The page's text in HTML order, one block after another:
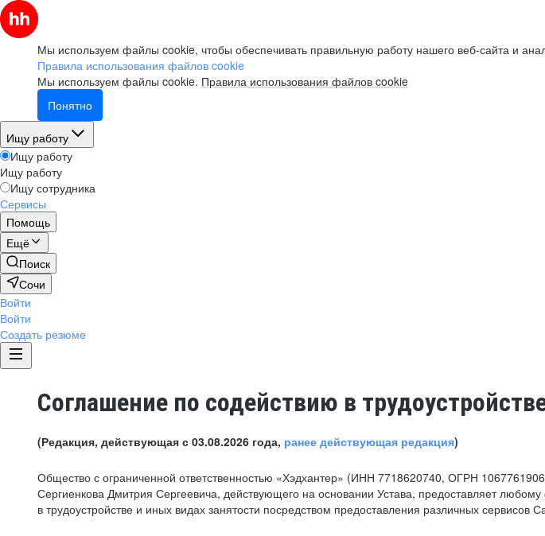
Мы используем файлы cookie, чтобы обеспечивать правильную работу нашего веб-сайта и
Правила использования файлов cookie
Мы используем файлы cookie. Правила использования файлов cookie
Понятно
Ищу работу
Ищу работу
Ищу работу
Ищу сотрудника
Сервисы
Помощь
Ещё
Поиск
Сочи
Войти
Войти
Создать резюме
Соглашение по содействию в
(Редакция, действующая с 03.08.2026 года, ранее действующая редакция)
Общество с ограниченной ответственностью «Хэдхантер» (ИНН 7718620740, ОГРН
Сергиенкова Дмитрия Сергеевича, действующего на основании Устава, предоставляет
в трудоустройстве и иных видах занятости посредством предоставления различных сервисов